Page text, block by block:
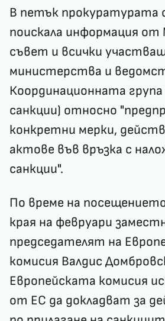
В петък прокуратурата
поискала информация
съвет и всички
министерства и
Координационната
санкции) относно
конкретни мерки,
актове във връзка с
санкции".
По време на
края на февруари
председателят на
комисия Валдис
Европейската комисия
от ЕС да докладват за